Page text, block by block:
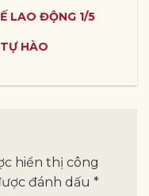
LAO ĐỘNG 1/5
HÀO
hiển thị công
đánh dấu *